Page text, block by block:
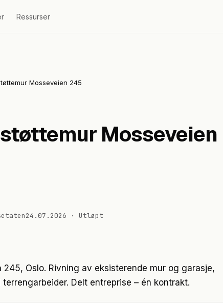
Ressurser
Mosseveien 245
Mosseveien
24.07.2026 · Utløpt
Oslo. Rivning av eksisterende mur og garasje,
Delt entreprise – én kontrakt.